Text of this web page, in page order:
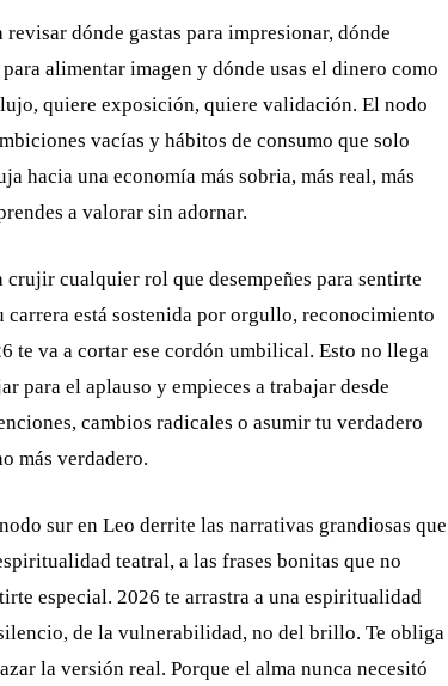
dónde gastas para impresionar, dónde
alimentar imagen y dónde usas el dinero como
quiere exposición, quiere validación. El nodo
vacías y hábitos de consumo que solo
hacia una economía más sobria, más real, más
a valorar sin adornar.
crujir cualquier rol que desempeñes para sentirte
está sostenida por orgullo, reconocimiento
te va a cortar ese cordón umbilical. Esto no llega
para el aplauso y empieces a trabajar desde
cambios radicales o asumir tu verdadero
más verdadero.
sur en Leo derrite las narrativas grandiosas que
teatral, a las frases bonitas que no
especial. 2026 te arrastra a una espiritualidad
de la vulnerabilidad, no del brillo. Te obliga
la versión real. Porque el alma nunca necesitó